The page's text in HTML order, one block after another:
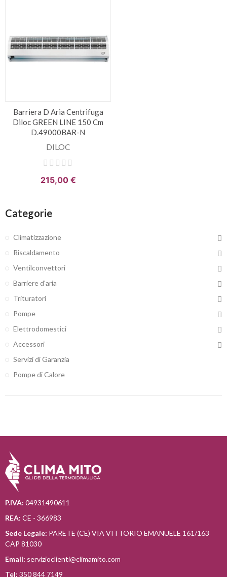
Barriera D Aria Centrifuga
Diloc GREEN LINE 150 Cm
D.49000BAR-N
DILOC
215,00 €
Categorie
Climatizzazione
Riscaldamento
Ventilconvettori
Barriere d'aria
Trituratori
Pompe
Elettrodomestici
Accessori
Servizi di Garanzia
Pompe di Calore
P.IVA: 04931490611
REA: CE - 366983
Sede Legale: PARETE (CE) VIA VITTORIO EMANUELE 161/163
CAP 81030
Email: servizioclienti@climamito.com
Tel: 350 844 7149